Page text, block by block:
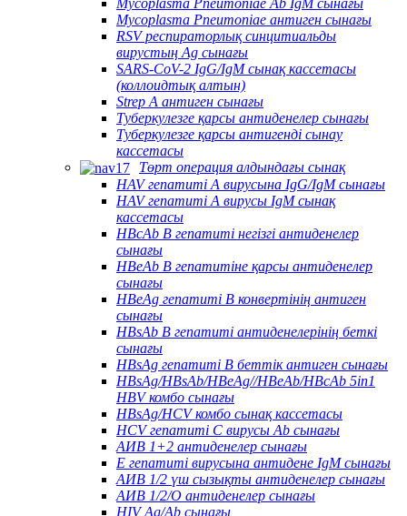
Mycoplasma Pneumoniae антиген сынағы
RSV респираторлық синцитиальды
вирустың Ag сынағы
SARS-CoV-2 IgG/IgM сынақ кассетасы
(коллоидтық алтын)
Strep A антиген сынағы
Туберкулезге қарсы антиденелер сынағы
Туберкулезге қарсы антигенді сынау
кассетасы
Төрт операция алдындағы сынақ
HAV гепатиті А вирусына IgG/IgM сынағы
HAV гепатиті А вирусы IgM сынақ
кассетасы
HBcAb В гепатиті негізгі антиденелер
сынағы
HBeAb В гепатитіне қарсы антиденелер
сынағы
HBeAg гепатиті В конвертінің антиген
сынағы
HBsAb В гепатиті антиденелерінің беткі
сынағы
HBsAg гепатиті В беттік антиген сынағы
HBsAg/HBsAb/HBeAg//HBeAb/HBcAb 5in1
HBV комбо сынағы
HBsAg/HCV комбо сынақ кассетасы
HCV гепатиті С вирусы Ab сынағы
АИВ 1+2 антиденелер сынағы
Е гепатиті вирусына антидене IgM сынағы
АИВ 1/2 үш сызықты антиденелер сынағы
АИВ 1/2/О антиденелер сынағы
HIV Ag/Ab сынағы